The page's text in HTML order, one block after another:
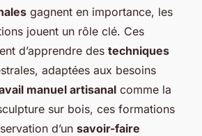
gagnent en importance, les
jouent un rôle clé. Ces
d’apprendre des techniques
adaptées aux besoins
manuel artisanal comme la
sur bois, ces formations
d’un savoir-faire